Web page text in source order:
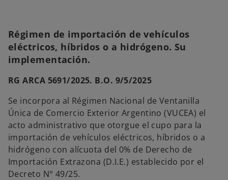
Régimen de importación de vehículos
eléctricos, híbridos o a hidrógeno. Su
implementación.
RG ARCA 5691/2025. B.O. 9/5/2025
Se incorpora al Régimen Nacional de Ventanilla
Única de Comercio Exterior Argentino (VUCEA) el
acto administrativo que otorgue el cupo para la
importación de vehículos eléctricos, híbridos o a
hidrógeno con alícuota del 0% de Derecho de
Importación Extrazona (D.I.E.) establecido por el
Decreto N° 49/25.